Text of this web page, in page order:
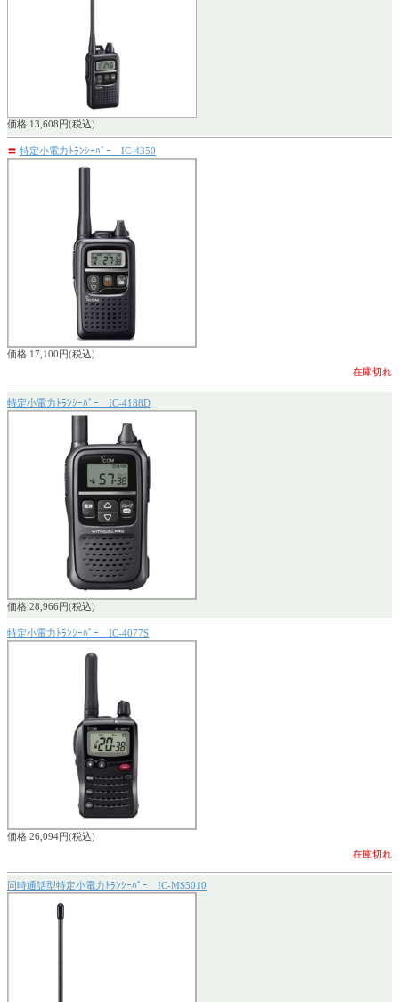
価格:13,608円(税込)
〓 特定小電力ﾄﾗﾝｼｰﾊﾞｰ IC-4350
価格:17,100円(税込)
在庫切れ
特定小電力ﾄﾗﾝｼｰﾊﾞｰ IC-4188D
価格:28,966円(税込)
特定小電力ﾄﾗﾝｼｰﾊﾞｰ IC-4077S
価格:26,094円(税込)
在庫切れ
同時通話型特定小電力ﾄﾗﾝｼｰﾊﾞｰ IC-MS5010